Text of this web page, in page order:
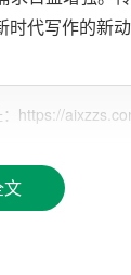
代写作的新动
下几个特点：
自动生成文章
https://
文